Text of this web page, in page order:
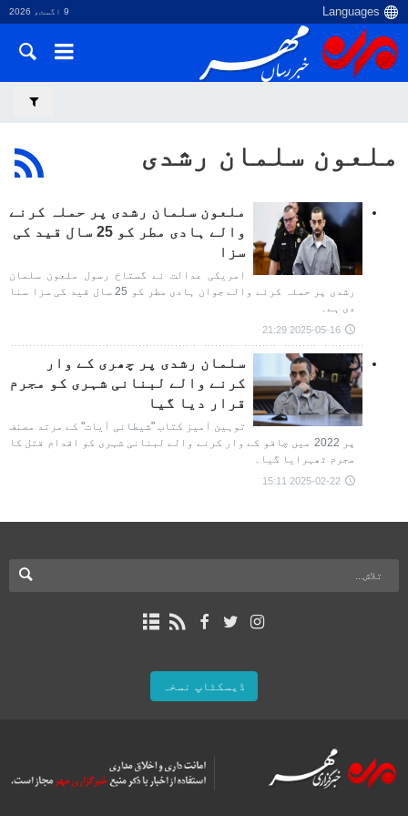
9 اگست، 2026
ملعون سلمان رشدی
ملعون سلمان رشدی پر حملہ کرنے
والے ہادی مطر کو 25 سال قید کی
سزا
امریکی عدالت نے گستاخ رسول ملعون سلمان
رشدی پر حملہ کرنے والے جوان ہادی مطر کو 25 سال قید کی سزا سنا
دی ہے۔
2025-05-16 21:29
سلمان رشدی پر چھری کے وار
کرنے والے لبنانی شہری کو مجرم
قرار دیا گیا
توہین آمیز کتاب "شیطانی آیات" کے مرتد مصنف
پر 2022 میں چاقو کے وار کرنے والے لبنانی شہری کو اقدام قتل کا
مجرم ٹھہرایا گیا۔
2025-02-22 15:11
ڈیسکٹاپ نسخہ